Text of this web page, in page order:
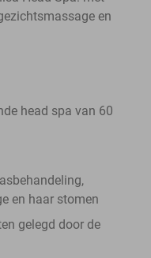
en
head spa van 60
en haar stomen
gelegd door de